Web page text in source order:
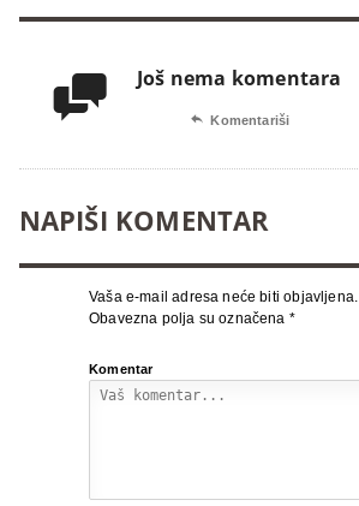
 Još nema komentara
 Komentariši
NAPIŠI KOMENTAR
Vaša e-mail adresa neće biti objavljena.
Obavezna polja su označena *
Komentar